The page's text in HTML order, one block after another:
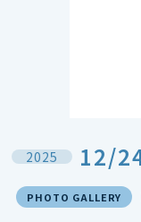
2025 12/
PHOTO GALLERY